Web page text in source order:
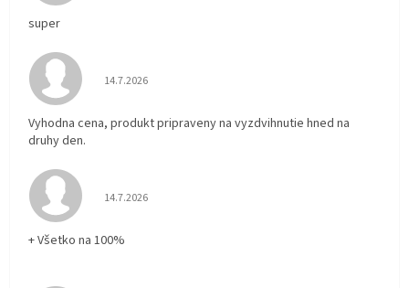
super
Hodnotenie obchodu je 5 z 5 hviezdičiek.
14.7.2026
Vyhodna cena, produkt pripraveny na vyzdvihnutie hned na
druhy den.
Hodnotenie obchodu je 5 z 5 hviezdičiek.
14.7.2026
+ Všetko na 100%